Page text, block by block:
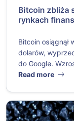
Bitcoin zbliża
rynkach
Bitcoin osiągnął
dolarów,
do Google.
Read more